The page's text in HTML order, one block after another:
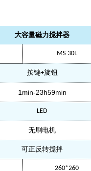
大容量磁力搅拌器
MS-30L
按键+旋钮
1min-23h59min
LED
无刷电机
可正反转搅拌
260*260